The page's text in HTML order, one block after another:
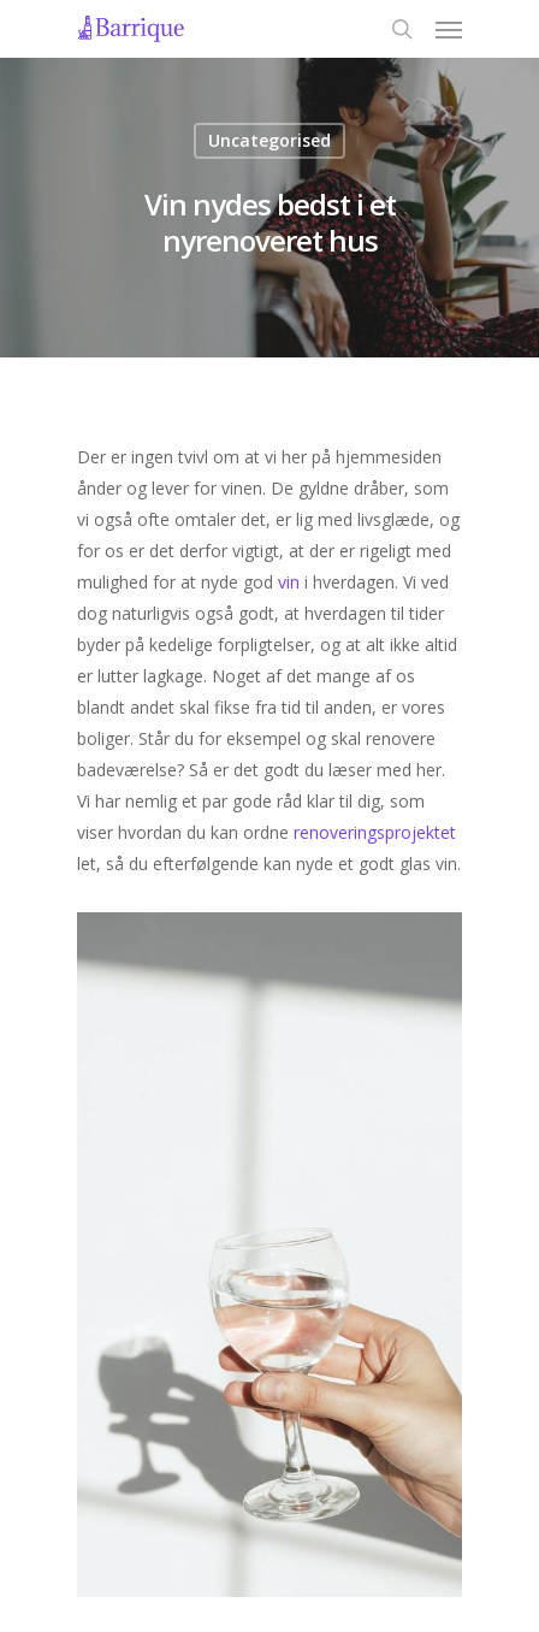
Uncategorised
Vin nydes bedst i et
nyrenoveret hus
Der er ingen tvivl om at vi her på hjemmesiden
ånder og lever for vinen. De gyldne dråber, som
vi også ofte omtaler det, er lig med livsglæde, og
for os er det derfor vigtigt, at der er rigeligt med
mulighed for at nyde god vin i hverdagen. Vi ved
dog naturligvis også godt, at hverdagen til tider
byder på kedelige forpligtelser, og at alt ikke altid
er lutter lagkage. Noget af det mange af os
blandt andet skal fikse fra tid til anden, er vores
boliger. Står du for eksempel og skal renovere
badeværelse? Så er det godt du læser med her.
Vi har nemlig et par gode råd klar til dig, som
viser hvordan du kan ordne renoveringsprojektet
let, så du efterfølgende kan nyde et godt glas vin.